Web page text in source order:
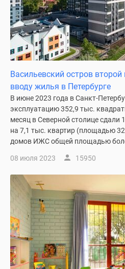
Васильевский остров
вводу жилья в Петербурге
В июне 2023 года в Санкт-
эксплуатацию 352,9 тыс.
месяц в Северной столице
на 7,1 тыс. квартир (площадью
домов ИЖС общей площадью
08 июля 2023 15950